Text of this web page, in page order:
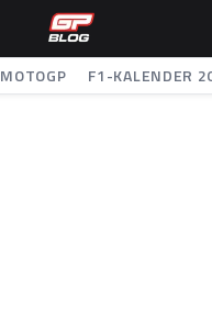
MOTOGP F1-KALENDER